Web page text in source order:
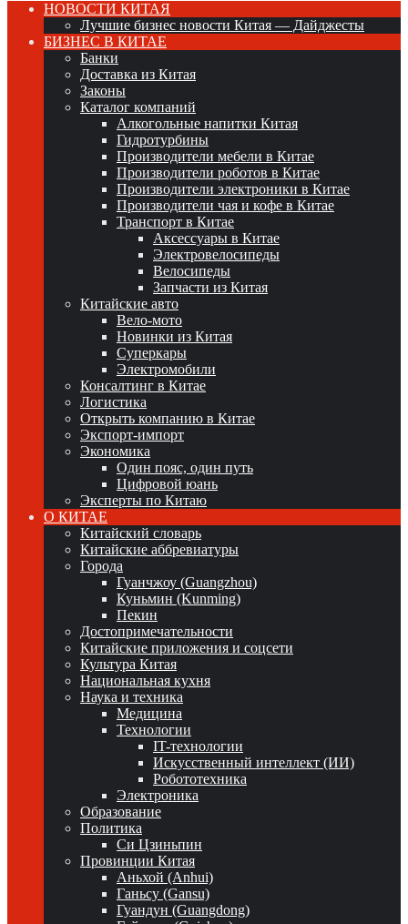
НОВОСТИ КИТАЯ
Лучшие бизнес новости Китая — Дайджесты
БИЗНЕС В КИТАЕ
Банки
Доставка из Китая
Законы
Каталог компаний
Алкогольные напитки Китая
Гидротурбины
Производители мебели в Китае
Производители роботов в Китае
Производители электроники в Китае
Производители чая и кофе в Китае
Транспорт в Китае
Аксессуары в Китае
Электровелосипеды
Велосипеды
Запчасти из Китая
Китайские авто
Вело-мото
Новинки из Китая
Суперкары
Электромобили
Консалтинг в Китае
Логистика
Открыть компанию в Китае
Экспорт-импорт
Экономика
Один пояс, один путь
Цифровой юань
Эксперты по Китаю
О КИТАЕ
Китайский словарь
Китайские аббревиатуры
Города
Гуанчжоу (Guangzhou)
Куньмин (Kunming)
Пекин
Достопримечательности
Китайские приложения и соцсети
Культура Китая
Национальная кухня
Наука и техника
Медицина
Технологии
IT-технологии
Искусственный интеллект (ИИ)
Робототехника
Электроника
Образование
Политика
Си Цзиньпин
Провинции Китая
Аньхой (Anhui)
Ганьсу (Gansu)
Гуандун (Guangdong)